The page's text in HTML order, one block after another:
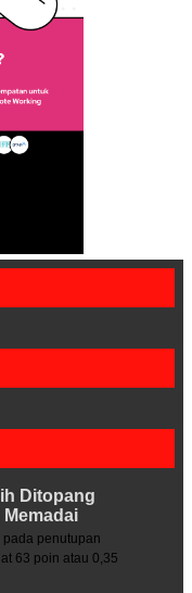
Ditopang
pada penutupan
63 poin atau 0,35